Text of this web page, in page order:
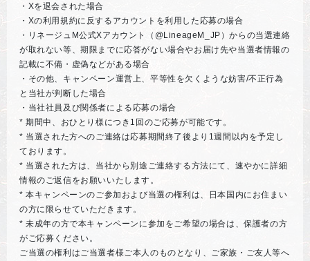
・Xを退会された場合
・Xの利用規約に反するアカウントを利用した応募の場合
・リネージュM公式Xアカウント（@LineageM_JP）からの当選連絡
が取れない等、期限までに応答がない場合やお届け先や当選者情報の
記載に不備・虚偽などがある場合
・その他、キャンペーン運営上、平等性を欠くような妨害/不正行為
と当社が判断した場合
・当社社員及び関係者による応募の場合
* 期間中、おひとり様につき1回のご応募が可能です。
* 当選された方へのご連絡は応募期間終了後より1週間以内を予定し
ております。
* 当選された方は、当社から別途ご連絡する方法にて、速やかに詳細
情報のご返信をお願いいたします。
* 本キャンペーンのご参加および当選の権利は、日本国内にお住まい
の方に限らせていただきます。
* 未成年の方で本キャンペーンに参加をご希望の場合は、保護者の方
がご応募ください。
ご当選の権利はご当選者様ご本人のものとなり、ご家族・ご友人等へ